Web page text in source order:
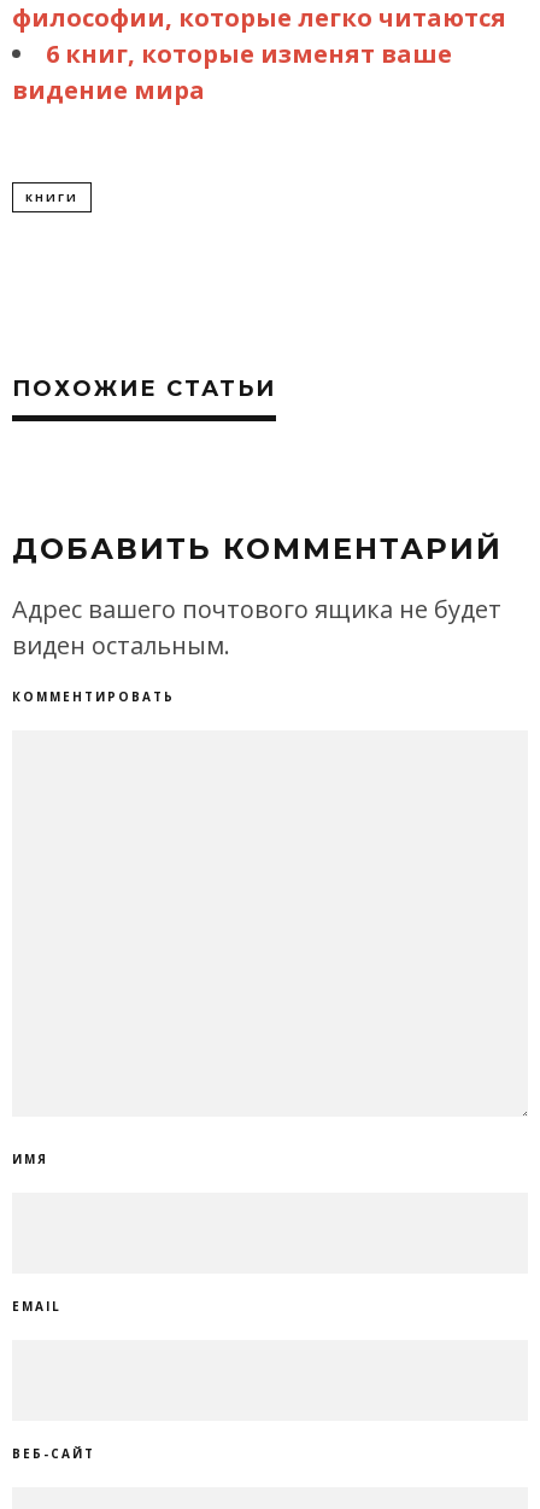
философии, которые легко читаются
6 книг, которые изменят ваше
видение мира
КНИГИ
ПОХОЖИЕ СТАТЬИ
ДОБАВИТЬ КОММЕНТАРИЙ
Адрес вашего почтового ящика не будет
виден остальным.
КОММЕНТИРОВАТЬ
ИМЯ
EMAIL
ВЕБ-САЙТ